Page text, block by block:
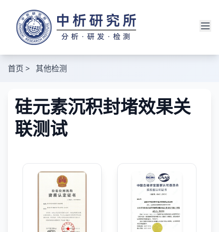
首页 > 其他检测
硅元素沉积封堵效果关
联测试